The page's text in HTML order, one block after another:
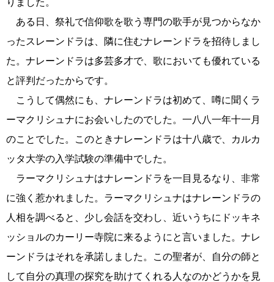
りました。
ある日、祭礼で信仰歌を歌う専門の歌手が見つからなか
ったスレーンドラは、隣に住むナレーンドラを招待しまし
た。ナレーンドラは多芸多才で、歌においても優れている
と評判だったからです。
こうして偶然にも、ナレーンドラは初めて、噂に聞くラ
ーマクリシュナにお会いしたのでした。一八八一年十一月
のことでした。このときナレーンドラは十八歳で、カルカ
ッタ大学の入学試験の準備中でした。
ラーマクリシュナはナレーンドラを一目見るなり、非常
に強く惹かれました。ラーマクリシュナはナレーンドラの
人相を調べると、少し会話を交わし、近いうちにドッキネ
ッショルのカーリー寺院に来るようにと言いました。ナレ
ーンドラはそれを承諾しました。この聖者が、自分の師と
して自分の真理の探究を助けてくれる人なのかどうかを見